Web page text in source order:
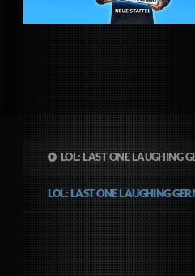
LOL: LAST ONE LAUGHING
LOL: LAST ONE LAUGHING